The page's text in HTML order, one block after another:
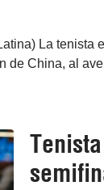
La tenista
de China, al